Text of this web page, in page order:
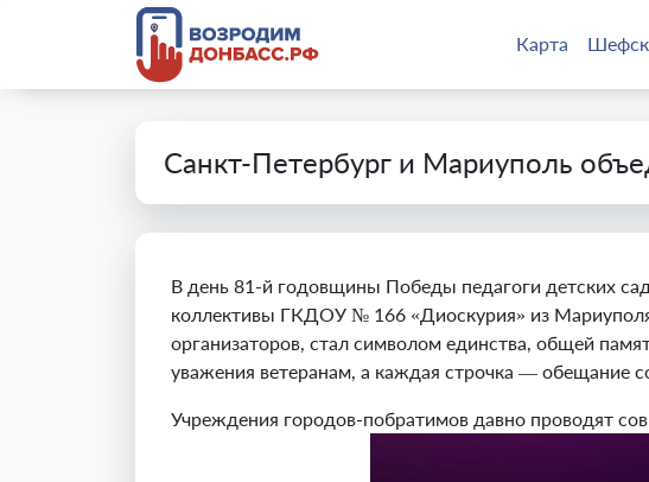
Карта
Санкт-Петербург и Мариуполь
В день 81-й годовщины Победы педагоги детских
коллективы ГКДОУ № 166 «Диоскурия» из
организаторов, стал символом единства, общей
уважения ветеранам, а каждая строчка — обещание
Учреждения городов-побратимов давно проводят